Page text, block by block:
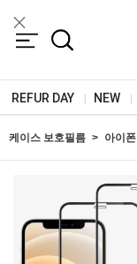
REFUR DAY NEW
케이스 보호필름 아이폰